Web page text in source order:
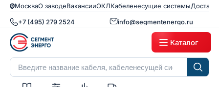
МоскваО заводеВакансииОКЛКабеленесущие системы
+7 (495) 279 2524 info@segmentenergo.ru
Каталог